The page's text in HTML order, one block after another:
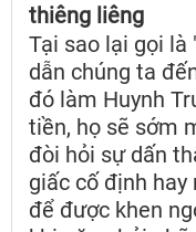
thiêng liêng
Tại sao lại gọi là
dẫn chúng ta
đó làm Huynh
tiền, họ sẽ sớm
đòi hỏi sự dấn
giấc cố định hay
để được khen